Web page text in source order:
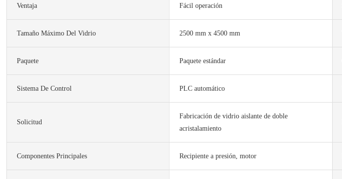
Ventaja Fácil operación
Tamaño Máximo Del Vidrio 2500 mm x 4500 mm
Paquete Paquete estándar
Sistema De Control PLC automático
Solicitud
Fabricación de vidrio aislante de doble
acristalamiento
Componentes Principales Recipiente a presión, motor